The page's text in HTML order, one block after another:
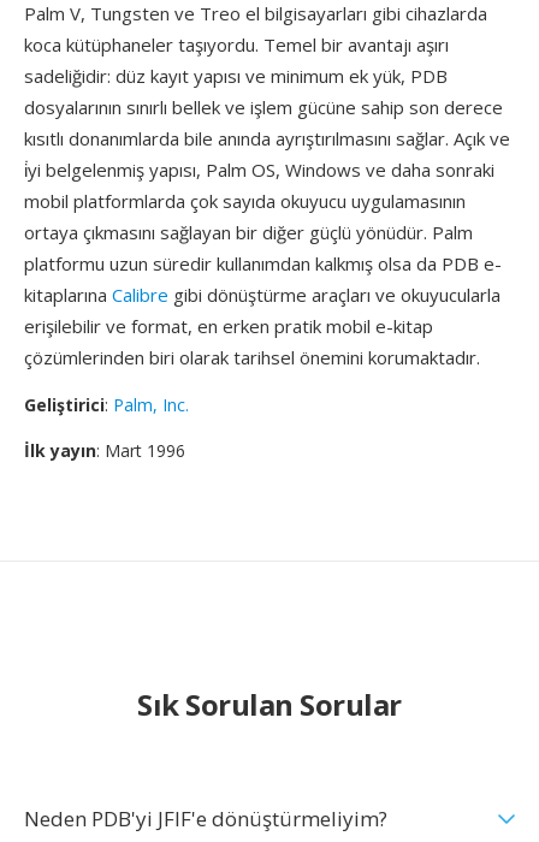
Palm V, Tungsten ve Treo el bilgisayarları gibi cihazlarda
koca kütüphaneler taşıyordu. Temel bir avantajı aşırı
sadeliğidir: düz kayıt yapısı ve minimum ek yük, PDB
dosyalarının sınırlı bellek ve işlem gücüne sahip son derece
kısıtlı donanımlarda bile anında ayrıştırılmasını sağlar. Açık ve
i̇yi belgelenmiş yapısı, Palm OS, Windows ve daha sonraki
mobil platformlarda çok sayıda okuyucu uygulamasının
ortaya çıkmasını sağlayan bir diğer güçlü yönüdür. Palm
platformu uzun süredir kullanımdan kalkmış olsa da PDB e-
kitaplarına Calibre gibi dönüştürme araçları ve okuyucularla
erişilebilir ve format, en erken pratik mobil e-kitap
çözümlerinden biri olarak tarihsel önemini korumaktadır.
Geliştirici: Palm, Inc.
İlk yayın: Mart 1996
Sık Sorulan Sorular
Neden PDB'yi JFIF'e dönüştürmeliyim?